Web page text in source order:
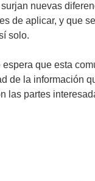
nuevas
de aplicar, y que
solo.
que esta
de la información
las partes